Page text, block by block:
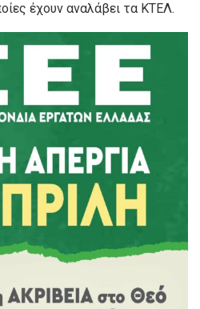
έχουν αναλάβει τα ΚΤΕΛ.